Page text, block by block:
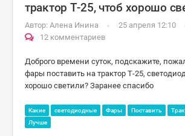
трактор Т-25, чтоб хорошо
Автор: Алена Инина
25 апреля 12:10
12 комментариев
Доброго времени суток, подскажите,
фары поставить на трактор Т-25,
хорошо светили? Заранее спасибо
Какие светодиодные Фары Поставить
Лучше